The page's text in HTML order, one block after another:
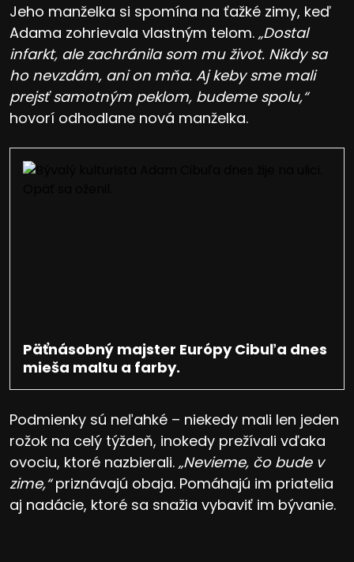
Jeho manželka si spomína na ťažké zimy, keď
Adama zohrievala vlastným telom. „Dostal
infarkt, ale zachránila som mu život. Nikdy sa
ho nevzdám, ani on mňa. Aj keby sme mali
prejsť samotným peklom, budeme spolu,“
hovorí odhodlane nová manželka.
Päťnásobný majster Európy Cibuľa dnes
mieša maltu a farby.
Podmienky sú neľahké – niekedy mali len jeden
rožok na celý týždeň, inokedy prežívali vďaka
ovociu, ktoré nazbierali. „Nevieme, čo bude v
zime,“priznávajú obaja. Pomáhajú im priatelia
aj nadácie, ktoré sa snažia vybaviť im bývanie.